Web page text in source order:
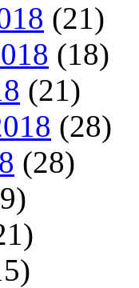
(21)
(18)
(21)
(28)
(28)